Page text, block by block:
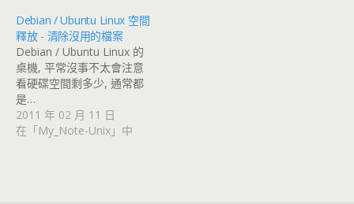
Debian / Ubuntu Linux 空間
釋放 - 清除沒用的檔案
Debian / Ubuntu Linux 的
桌機, 平常沒事不太會注意
看硬碟空間剩多少, 通常都
是…
2011 年 02 月 11 日
在「My_Note-Unix」中